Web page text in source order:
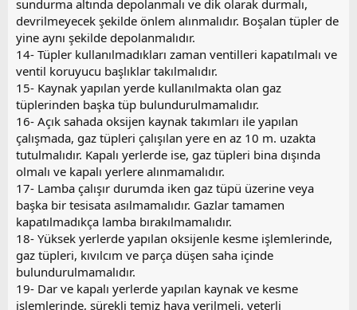
sundurma altında depolanmalı ve dik olarak durmalı,
devrilmeyecek şekilde önlem alınmalıdır. Boşalan tüpler de
yine aynı şekilde depolanmalıdır.
14- Tüpler kullanılmadıkları zaman ventilleri kapatılmalı ve
ventil koruyucu başlıklar takılmalıdır.
15- Kaynak yapılan yerde kullanılmakta olan gaz
tüplerinden başka tüp bulundurulmamalıdır.
16- Açık sahada oksijen kaynak takımları ile yapılan
çalışmada, gaz tüpleri çalışılan yere en az 10 m. uzakta
tutulmalıdır. Kapalı yerlerde ise, gaz tüpleri bina dışında
olmalı ve kapalı yerlere alınmamalıdır.
17- Lamba çalışır durumda iken gaz tüpü üzerine veya
başka bir tesisata asılmamalıdır. Gazlar tamamen
kapatılmadıkça lamba bırakılmamalıdır.
18- Yüksek yerlerde yapılan oksijenle kesme işlemlerinde,
gaz tüpleri, kıvılcım ve parça düşen saha içinde
bulundurulmamalıdır.
19- Dar ve kapalı yerlerde yapılan kaynak ve kesme
işlemlerinde, sürekli temiz hava verilmeli, yeterli